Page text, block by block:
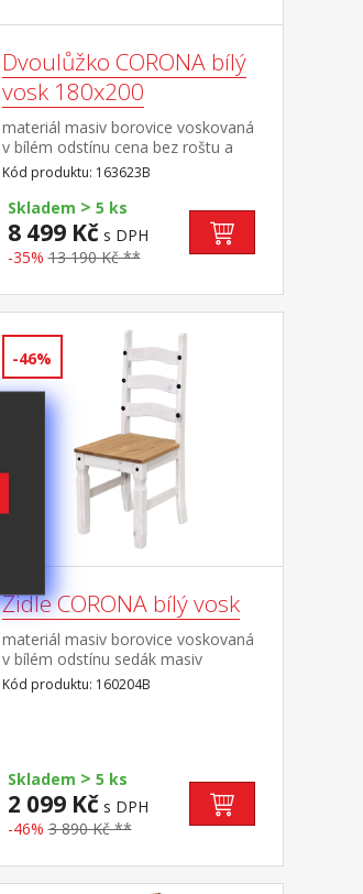
Dvoulůžko CORONA bílý
vosk 180x200
materiál masiv borovice voskovaná
v bílém odstínu cena bez roštu a
matrace doporučený rozměr
matrace 180 × 200 cm nebo 2 kusy
90 × 200 cm a rošt R4 nebo 2 kusy
R1 součást sestavy Corona bílá
Kód produktu: 163623B
Skladem > 5 ks
8 499 Kč s DPH
-35% 13 190 Kč **
-46%
Židle CORONA bílý vosk
materiál masiv borovice voskovaná
v bílém odstínu sedák masiv
borovice voskovaná v medovém
odstínu výška sedu 46 cm součást
Kód produktu: 160204B
Skladem > 5 ks
2 099 Kč s DPH
-46% 3 890 Kč **